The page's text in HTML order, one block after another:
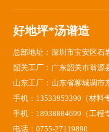
好地坪*汤谱造
总部地址：深圳市宝安区石
韶关工厂：广东韶关市翁源
山东工厂：山东省聊城调市
手机：13533953390（材料
手机：18938884699（工程
电话：0755-27119890